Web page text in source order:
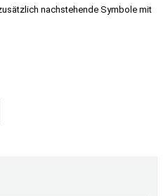
nachstehende Symbole mit